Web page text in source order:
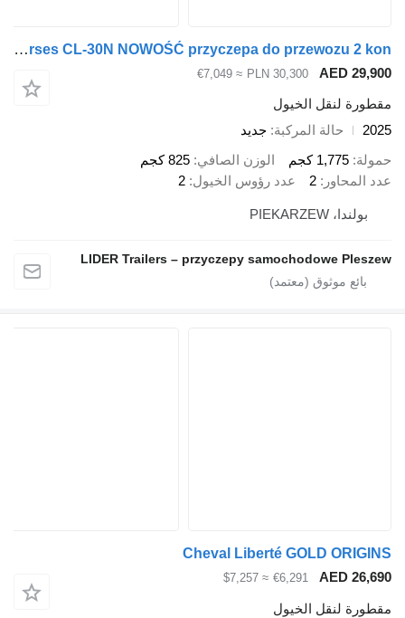
Cheval Liberté Trailer for two horses CL-30N NOWOŚĆ przyczepa do przewozu 2 kon
AED
PLN 30,300
≈ €7,049
لنقل الخيول
حالة المركبة جديد
1,775 كجم الوزن الصافي 825 كجم
2 عدد رؤوس الخيول 2
LIDER Trailers – przyczepy samochodowe
Cheval Liberté GOLD
AED
€6,291
≈ $7,257
لنقل الخيول